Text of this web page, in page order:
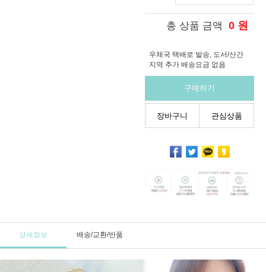
총 상품 금액 0 원
우체국 택배로 발송, 도서/산간
지역 추가 배송요금 없음
구매하기
장바구니 관심상품
상세정보 배송/교환/반품